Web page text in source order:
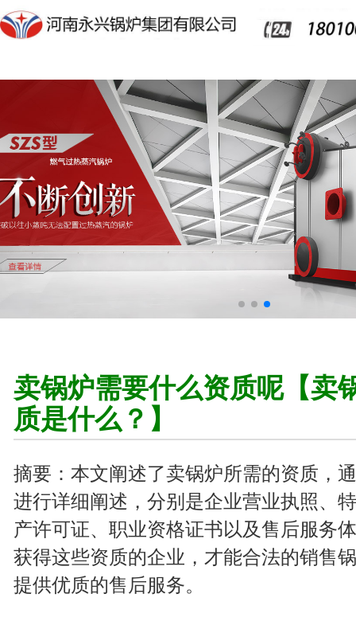
卖锅炉需要什么资质呢【卖
质是什么？】
摘要：本文阐述了卖锅炉所需的资质，
进行详细阐述，分别是企业营业执照、
产许可证、职业资格证书以及售后服务
获得这些资质的企业，才能合法的销售
提供优质的售后服务。